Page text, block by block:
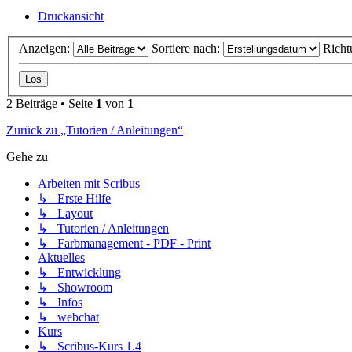
Druckansicht
Anzeigen: Sortiere nach:
2 Beiträge • Seite 1 von 1
Zurück zu „Tutorien / Anleitungen“
Gehe zu
Arbeiten mit Scribus
↳ Erste Hilfe
↳ Layout
↳ Tutorien / Anleitungen
↳ Farbmanagement - PDF - Print
Aktuelles
↳ Entwicklung
↳ Showroom
↳ Infos
↳ webchat
Kurs
↳ Scribus-Kurs 1.4